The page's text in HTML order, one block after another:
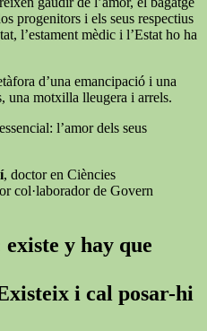
progenitors i els seus respectius
l’estament mèdic i l’Estat ho ha
d’una emancipació i una
una motxilla lleugera i arrels.
l’amor dels seus
, doctor en Ciències
col·laborador de Govern
y hay que
i cal posar-hi